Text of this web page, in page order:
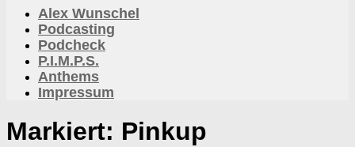
Alex Wunschel
Podcasting
Podcheck
P.I.M.P.S.
Anthems
Impressum
Markiert: Pinkup